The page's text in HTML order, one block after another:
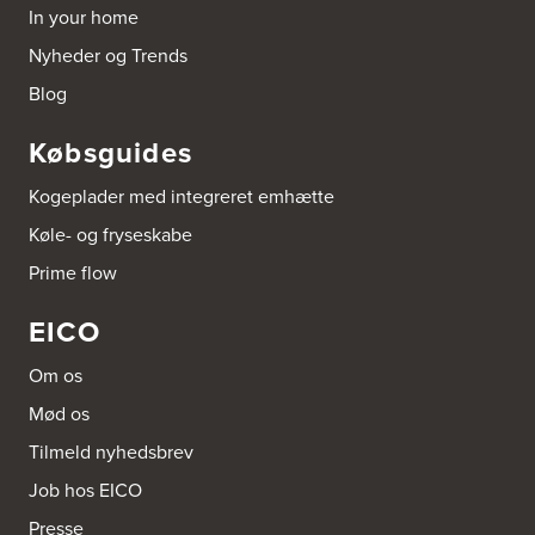
Aubo Køkken og Bad Randers
Grenåvej 90
8960 Randers SØ
http://www.aubo.dk
BORG Glyvrar
Fjøruvegur 25
Tel.:298477272
Stangavegur 5
FO-700 Klaksvík
Tel.:298455149
https://borg.fo/
BORG Tórshavn
In your home
Nyheder og Trends
Blog
Købsguides
Kogeplader med integreret emhætte
Køle- og fryseskabe
Prime flow
EICO
Om os
Mød os
Tilmeld nyhedsbrev
Job hos EICO
Presse